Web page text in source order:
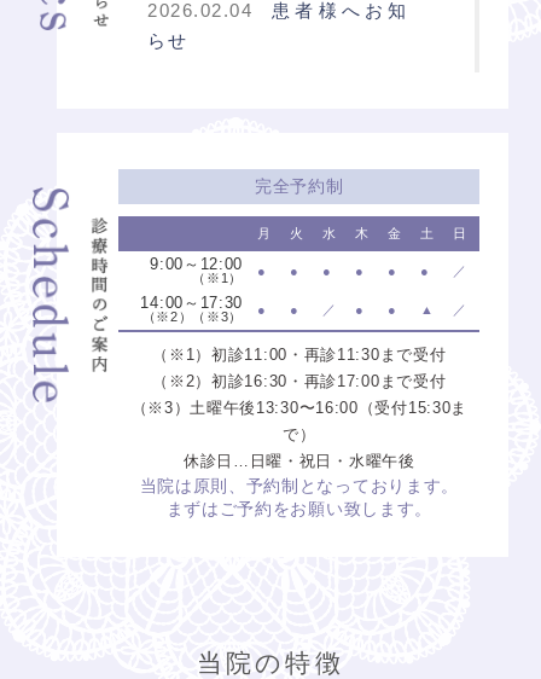
2026.02.04
患者様へお知
らせ
1月臨時休診の
お知らせ
2025.11.12
月臨時休診のお知らせ
2025.08.19
9月臨時休診の
お知らせ
7月・8月臨時
休診とお盆休みのお知らせ
2025.03.28
5月臨時休診の
完全予約制
月 火 水 木 金 土 日
9:00～12:00
（※1） ● ● ● ● ● ● ／
14:00～17:30
（※2）（※3） ● ● ／ ● ● ▲ ／
（※1）初診11:00・再診11:30まで受付
（※2）初診16:30・再診17:00まで受付
（※3）土曜午後13:30〜16:00（受付15:30ま
で）
休診日…日曜・祝日・水曜午後
当院は原則、予約制となっております。
まずはご予約をお願い致します。
当院の特徴